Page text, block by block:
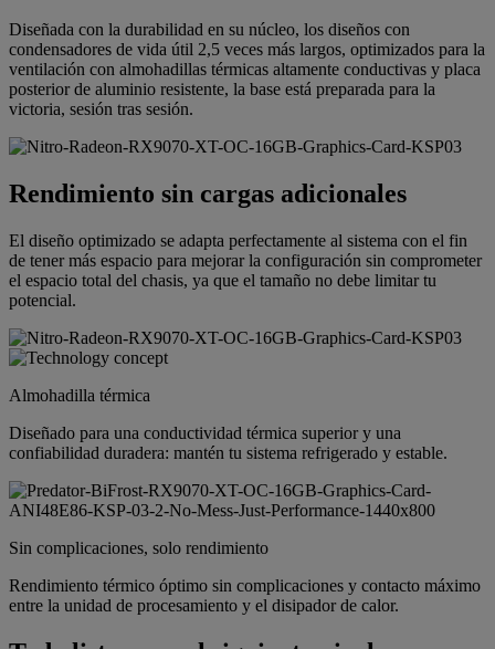
Diseñada con la durabilidad en su núcleo, los diseños con
condensadores de vida útil 2,5 veces más largos, optimizados para la
ventilación con almohadillas térmicas altamente conductivas y placa
posterior de aluminio resistente, la base está preparada para la
victoria, sesión tras sesión.
Rendimiento sin cargas adicionales
El diseño optimizado se adapta perfectamente al sistema con el fin
de tener más espacio para mejorar la configuración sin comprometer
el espacio total del chasis, ya que el tamaño no debe limitar tu
potencial.
Almohadilla térmica
Diseñado para una conductividad térmica superior y una
confiabilidad duradera: mantén tu sistema refrigerado y estable.
Sin complicaciones, solo rendimiento
Rendimiento térmico óptimo sin complicaciones y contacto máximo
entre la unidad de procesamiento y el disipador de calor.